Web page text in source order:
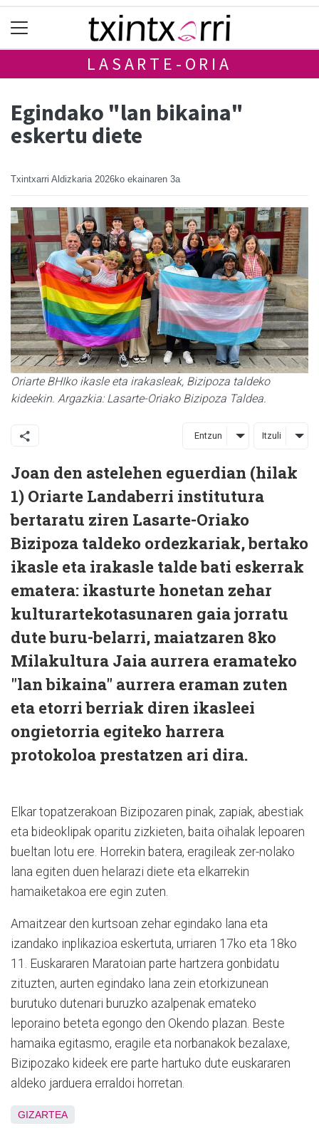
LASARTE-ORIA
Egindako "lan bikaina"
eskertu diete
Txintxarri Aldizkaria 2026ko ekainaren 3a
Oriarte BHIko ikasle eta irakasleak, Bizipoza taldeko
kideekin. Argazkia: Lasarte-Oriako Bizipoza Taldea.
Entzun Itzuli
Joan den astelehen eguerdian (hilak
1) Oriarte Landaberri institutura
bertaratu ziren Lasarte-Oriako
Bizipoza taldeko ordezkariak, bertako
ikasle eta irakasle talde bati eskerrak
ematera: ikasturte honetan zehar
kulturartekotasunaren gaia jorratu
dute buru-belarri, maiatzaren 8ko
Milakultura Jaia aurrera eramateko
"lan bikaina" aurrera eraman zuten
eta etorri berriak diren ikasleei
ongietorria egiteko harrera
protokoloa prestatzen ari dira.
Elkar topatzerakoan Bizipozaren pinak, zapiak, abestiak
eta bideoklipak oparitu zizkieten, baita oihalak lepoaren
bueltan lotu ere. Horrekin batera, eragileak zer-nolako
lana egiten duen helarazi diete eta elkarrekin
hamaiketakoa ere egin zuten.
Amaitzear den kurtsoan zehar egindako lana eta
izandako inplikazioa eskertuta, urriaren 17ko eta 18ko
11. Euskararen Maratoian parte hartzera gonbidatu
zituzten, aurten egindako lana zein etorkizunean
burutuko dutenari buruzko azalpenak emateko
leporaino beteta egongo den Okendo plazan. Beste
hamaika egitasmo, eragile eta norbanakok bezalaxe,
Bizipozako kideek ere parte hartuko dute euskararen
aldeko jarduera erraldoi horretan.
GIZARTEA